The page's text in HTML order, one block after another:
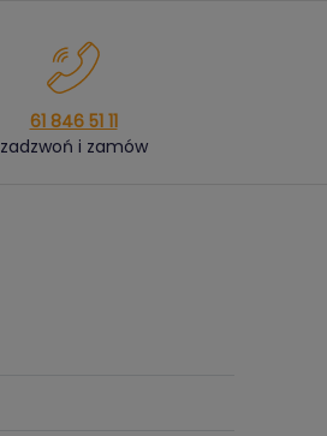
61 846 51 11
zadzwoń i zamów